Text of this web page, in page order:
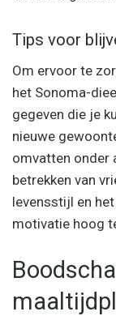
Tips voor
Om ervoor te
het Sonoma-
gegeven die je
nieuwe
omvatten onder
betrekken van
levensstijl en
motivatie hoog